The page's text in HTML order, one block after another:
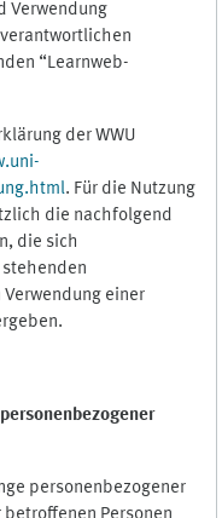
Verwendung
“Learnweb-
der WWU
. Für die Nutzung
die nachfolgend
die sich
stehenden
einer
personenbezogener